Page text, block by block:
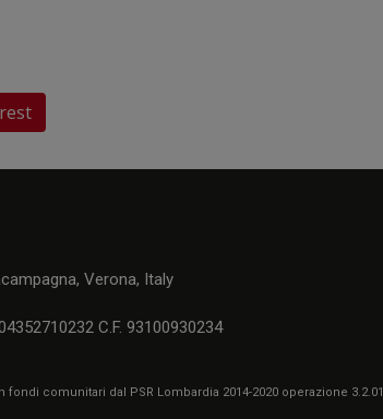
Verona, Italy
C.F. 93100930234
comunitari dal PSR Lombardia 2014-2020 operazione 3.2.01